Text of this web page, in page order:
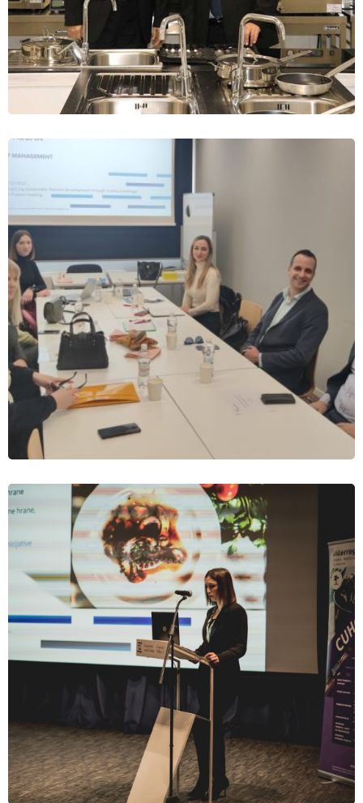
VIJESTI
Otvorena kuhinja za pripremu tradicionalnih
08.12.2022
VIJESTI
Peti projektni sastanak
04.12.2022